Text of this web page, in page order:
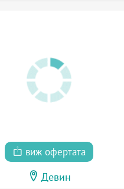
виж офертата
Девин